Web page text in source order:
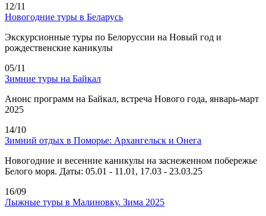
12/11
Новогодние туры в Беларусь
Экскурсионные туры по Белоруссии на Новый год и
рождественские каникулы
05/11
Зимние туры на Байкал
Анонс программ на Байкал, встреча Нового года, январь-март
2025
14/10
Зимний отдых в Поморье: Архангельск и Онега
Новогодние и весенние каникулы на заснеженном побережье
Белого моря. Даты: 05.01 - 11.01, 17.03 - 23.03.25
16/09
Лыжные туры в Малиновку. Зима 2025